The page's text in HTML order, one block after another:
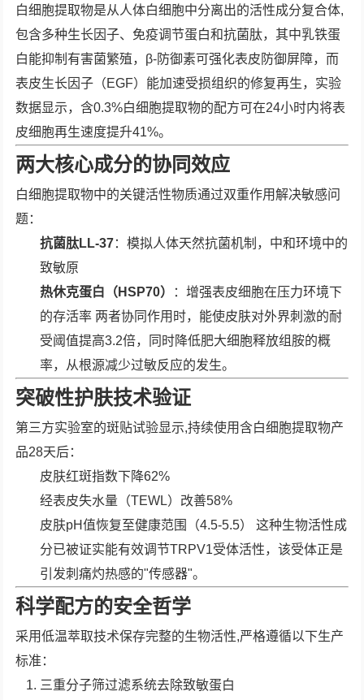
白细胞提取物是从人体白细胞中分离出的活性成分复合体,
包含多种生长因子、免疫调节蛋白和抗菌肽，其中乳铁蛋
白能抑制有害菌繁殖，β-防御素可强化表皮防御屏障，而
表皮生长因子（EGF）能加速受损组织的修复再生，实验
数据显示，含0.3%白细胞提取物的配方可在24小时内将表
皮细胞再生速度提升41%。
两大核心成分的协同效应
白细胞提取物中的关键活性物质通过双重作用解决敏感问
题：
抗菌肽LL-37：模拟人体天然抗菌机制，中和环境中的
致敏原
热休克蛋白（HSP70）
：增强表皮细胞在压力环境下
的存活率 两者协同作用时，能使皮肤对外界刺激的耐
受阈值提高3.2倍，同时降低肥大细胞释放组胺的概
率，从根源减少过敏反应的发生。
突破性护肤技术验证
第三方实验室的斑贴试验显示,持续使用含白细胞提取物产
品28天后：
皮肤红斑指数下降62%
经表皮失水量（TEWL）改善58%
皮肤pH值恢复至健康范围（4.5-5.5） 这种生物活性成
分已被证实能有效调节TRPV1受体活性，该受体正是
引发刺痛灼热感的"传感器"。
科学配方的安全哲学
采用低温萃取技术保存完整的生物活性,严格遵循以下生产
标准：
三重分子筛过滤系统去除致敏蛋白